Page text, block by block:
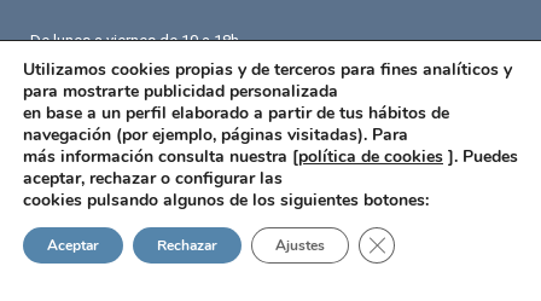
De lunes a viernes de 10 a 18h.
T. 93 426 84 84
F. 93 426 18 87
info@fermaseguros.com
Avinguda de Mistral 10
Entresuelo – 6 puerta
08015 Barcelona
Utilizamos cookies propias y de terceros para fines analíticos y
para mostrarte publicidad personalizada
en base a un perfil elaborado a partir de tus hábitos de
navegación (por ejemplo, páginas visitadas). Para
más información consulta nuestra [política de cookies ]. Puedes
aceptar, rechazar o configurar las
cookies pulsando algunos de los siguientes botones:
Aceptar Rechazar Ajustes Cerrar el banner de